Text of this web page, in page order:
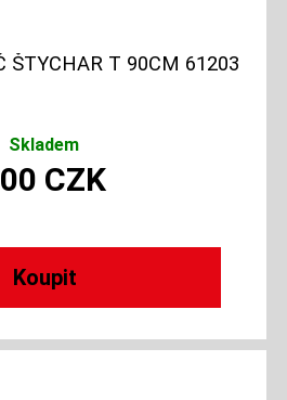
ŠTYCHAR T 90CM 61203
Skladem
CZK